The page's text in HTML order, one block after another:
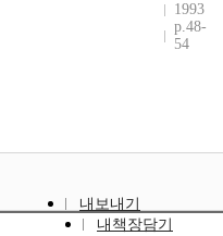
1993
p.48-
54
내보내기
내책장담기